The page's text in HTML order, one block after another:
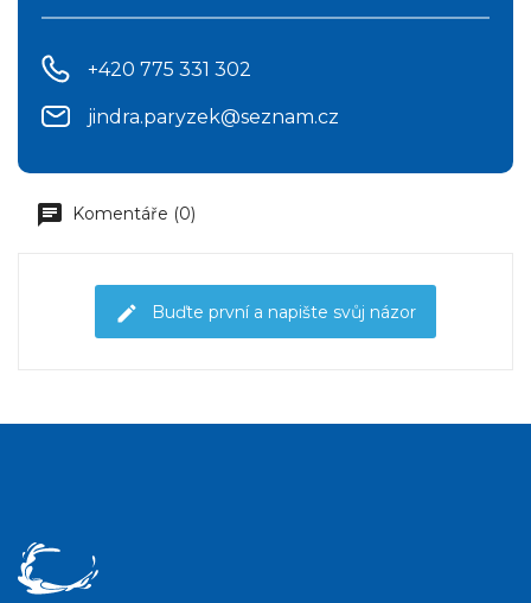
+420 775 331 302
jindra.paryzek@seznam.cz
Komentáře (0)
Buďte první a napište svůj názor